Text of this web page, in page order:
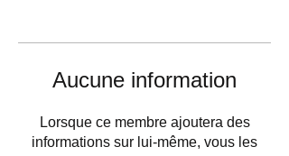
Aucune information
Lorsque ce membre ajoutera des
informations sur lui-même, vous les